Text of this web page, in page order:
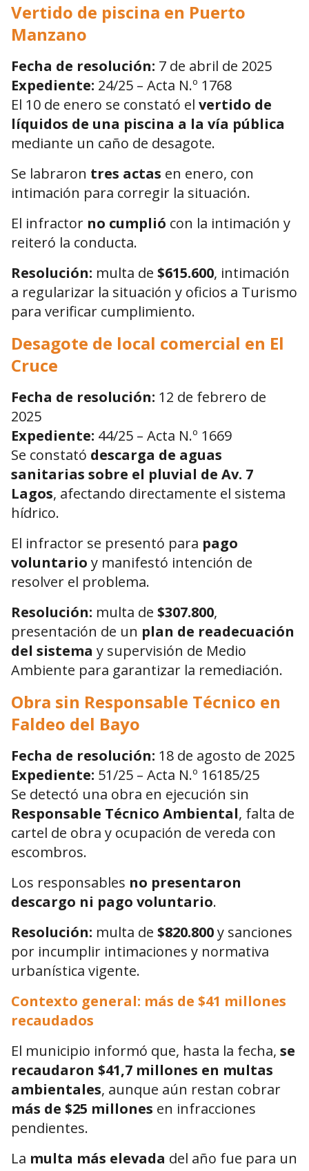
Vertido de piscina en Puerto
Manzano
Fecha de resolución: 7 de abril de 2025
Expediente: 24/25 – Acta N.º 1768
El 10 de enero se constató el vertido de
líquidos de una piscina a la vía pública
mediante un caño de desagote.
Se labraron tres actas en enero, con
intimación para corregir la situación.
El infractor no cumplió con la intimación y
reiteró la conducta.
Resolución: multa de $615.600, intimación
a regularizar la situación y oficios a Turismo
para verificar cumplimiento.
Desagote de local comercial en El
Cruce
Fecha de resolución: 12 de febrero de
2025
Expediente: 44/25 – Acta N.º 1669
Se constató descarga de aguas
sanitarias sobre el pluvial de Av. 7
Lagos, afectando directamente el sistema
hídrico.
El infractor se presentó para pago
voluntario y manifestó intención de
resolver el problema.
Resolución: multa de $307.800,
presentación de un plan de readecuación
del sistema y supervisión de Medio
Ambiente para garantizar la remediación.
Obra sin Responsable Técnico en
Faldeo del Bayo
Fecha de resolución: 18 de agosto de 2025
Expediente: 51/25 – Acta N.º 16185/25
Se detectó una obra en ejecución sin
Responsable Técnico Ambiental, falta de
cartel de obra y ocupación de vereda con
escombros.
Los responsables no presentaron
descargo ni pago voluntario.
Resolución: multa de $820.800y sanciones
por incumplir intimaciones y normativa
urbanística vigente.
Contexto general: más de $41 millones
recaudados
El municipio informó que, hasta la fecha, se
recaudaron $41,7 millones en multas
ambientales, aunque aún restan cobrar
más de $25 millones en infracciones
pendientes.
La multa más elevada del año fue para un